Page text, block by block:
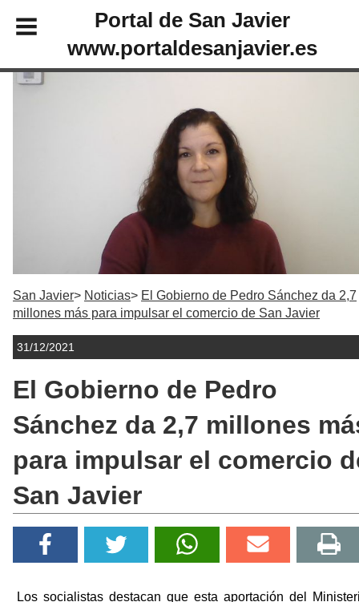
Portal de San Javier
www.portaldesanjavier.es
San Javier Noticias
El Gobierno de Pedro Sánchez da 2,7
millones más para impulsar el comercio de San Javier
31/12/2021
El Gobierno de Pedro
Sánchez da 2,7 millones
para impulsar el comercio
San Javier
Los socialistas destacan que esta aportación del